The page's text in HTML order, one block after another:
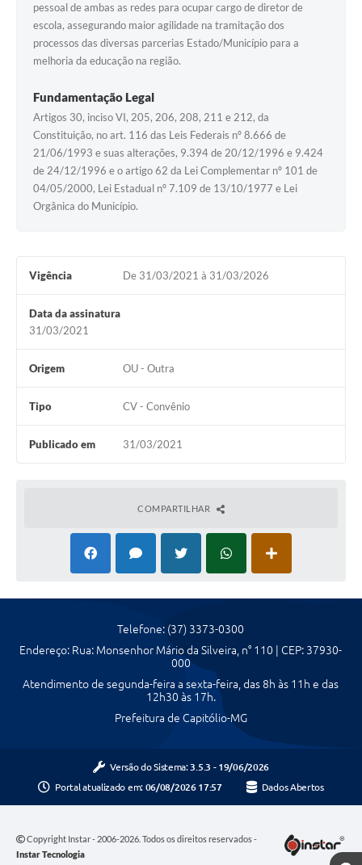
pessoal de ambas as redes para ocupar cargo de diretor de
escola, assegurando maior agilidade na tramitação dos
processos das diversas parcerias Estado/Município para a
melhoria da educação na região.
Fundamentação Legal
Artigos 30, inciso VI, 205, 206, 208, 211 e 212, da
Constituição, no art. 116 das Leis Federais nº 8.666 de
21/06/1993 e suas alterações, 9.394 de 20/12/1996 e 9.424
de 24/12/1996 e o artigo 62 da Lei Complementar nº 101 de
04/05/2000, Lei Estadual nº 7.109 de 13/10/1977 e Lei
Orgânica do Município.
Vigência De 31/03/2021 à 31/03/2026
Data da assinatura
31/03/2021
Origem OU - Outra
Tipo CV - Convênio
Publicado em 31/03/2021
COMPARTILHAR
Telefone: (37) 3373-0300
Endereço: Rua: Monsenhor Mário da Silveira, n° 110 | CEP: 37930-
000
Atendimento de segunda-feira a sexta-feira, das 8h às 11h e das
12h30 às 17h.
Prefeitura de Capitólio-MG
Versão do Sistema: 3.5.3 - 19/06/2026
Portal atualizado em: 06/08/2026 17:57 Dados Abertos
Copyright Instar - 2006-2026. Todos os direitos reservados -
Instar Tecnologia